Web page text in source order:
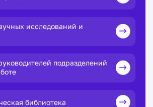
исследований и
подразделений
библиотека